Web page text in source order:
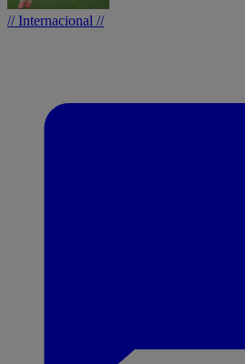
// Internacional //